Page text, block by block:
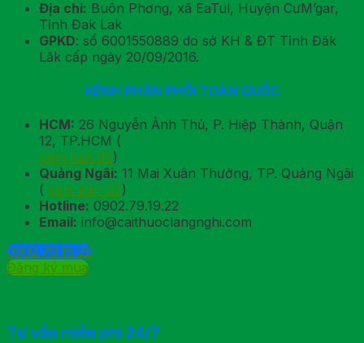
Địa chỉ: Buôn Phơng, xã EaTul, Huyện CưM’gar,
Tỉnh Đak Lak
GPKD: số 6001550889 do sở KH & ĐT Tỉnh Đăk
Lăk cấp ngày 20/09/2016.
KÊNH PHÂN PHỐI TOÀN QUỐC
HCM: 26 Nguyễn Ảnh Thủ, P. Hiệp Thành, Quận
12, TP.HCM (
xem bản đồ)
Quảng Ngãi: 11 Mai Xuân Thưởng, TP. Quảng Ngãi
( xem bản đồ)
Hotline: 0902.79.19.22
Email: info@caithuoclangnghi.com
0902.79.19.22
Đăng ký mua
Tư vấn miễn phí 24/7